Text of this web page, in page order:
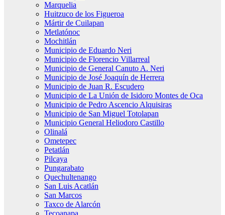
Marquelia
Huitzuco de los Figueroa
Mártir de Cuilapan
Metlatónoc
Mochitlán
Municipio de Eduardo Neri
Municipio de Florencio Villarreal
Municipio de General Canuto A. Neri
Municipio de José Joaquín de Herrera
Municipio de Juan R. Escudero
Municipio de La Unión de Isidoro Montes de Oca
Municipio de Pedro Ascencio Alquisiras
Municipio de San Miguel Totolapan
Municipio General Heliodoro Castillo
Olinalá
Ometepec
Petatlán
Pilcaya
Pungarabato
Quechultenango
San Luis Acatlán
San Marcos
Taxco de Alarcón
Tecoanapa